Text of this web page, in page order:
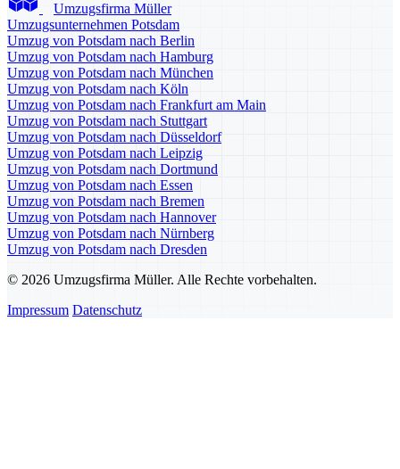
Umzugsfirma Müller
Umzugsunternehmen Potsdam
Umzug von Potsdam nach Berlin
Umzug von Potsdam nach Hamburg
Umzug von Potsdam nach München
Umzug von Potsdam nach Köln
Umzug von Potsdam nach Frankfurt am Main
Umzug von Potsdam nach Stuttgart
Umzug von Potsdam nach Düsseldorf
Umzug von Potsdam nach Leipzig
Umzug von Potsdam nach Dortmund
Umzug von Potsdam nach Essen
Umzug von Potsdam nach Bremen
Umzug von Potsdam nach Hannover
Umzug von Potsdam nach Nürnberg
Umzug von Potsdam nach Dresden
© 2026 Umzugsfirma Müller. Alle Rechte vorbehalten.
Impressum Datenschutz